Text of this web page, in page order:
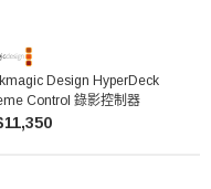
Design HyperDeck
Control 錄影控制器